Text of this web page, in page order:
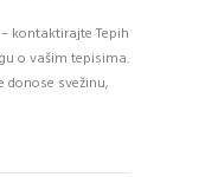
kontaktirajte Tepih
o vašim tepisima.
donose svežinu,